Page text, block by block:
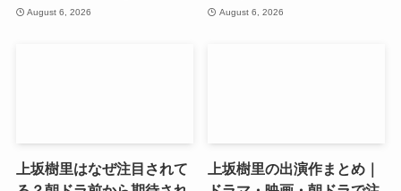
August 6, 2026 August 6, 2026
上坂樹里はなぜ注目されて
上坂樹里の出演作まとめ｜